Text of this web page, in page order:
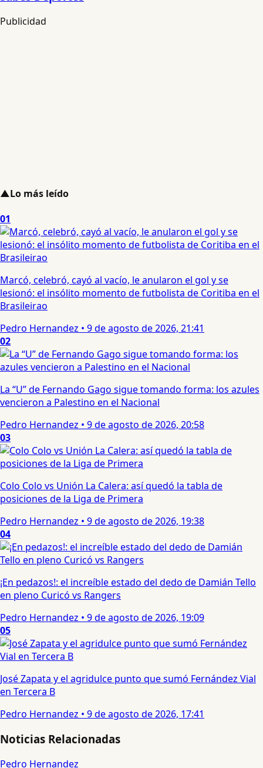
Publicidad
▲Lo más leído
01
Marcó, celebró, cayó al vacío, le anularon el gol y se
lesionó: el insólito momento de futbolista de Coritiba en el
Brasileirao
Pedro Hernandez • 9 de agosto de 2026, 21:41
02
La “U” de Fernando Gago sigue tomando forma: los azules
vencieron a Palestino en el Nacional
Pedro Hernandez • 9 de agosto de 2026, 20:58
03
Colo Colo vs Unión La Calera: así quedó la tabla de
posiciones de la Liga de Primera
Pedro Hernandez • 9 de agosto de 2026, 19:38
04
¡En pedazos!: el increíble estado del dedo de Damián Tello
en pleno Curicó vs Rangers
Pedro Hernandez • 9 de agosto de 2026, 19:09
05
José Zapata y el agridulce punto que sumó Fernández Vial
en Tercera B
Pedro Hernandez • 9 de agosto de 2026, 17:41
Noticias Relacionadas
Pedro Hernandez